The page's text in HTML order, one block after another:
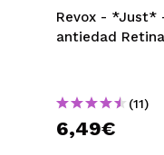
Revox - *Just*
antiedad
(11)
6,49€